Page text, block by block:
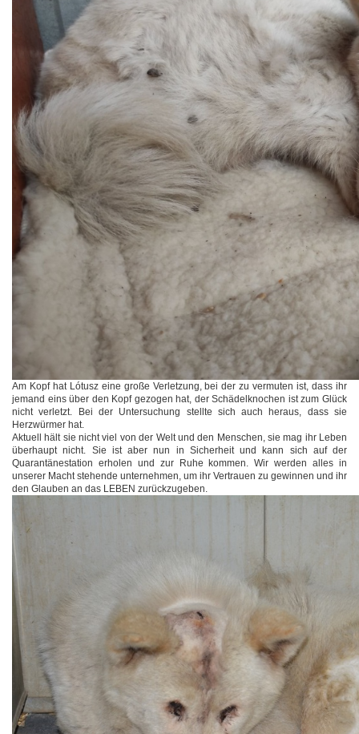
Am Kopf hat Lótusz eine große Verletzung, bei der zu vermuten ist, dass ihr
jemand eins über den Kopf gezogen hat, der Schädelknochen ist zum Glück
nicht verletzt. Bei der Untersuchung stellte sich auch heraus, dass sie
Herzwürmer hat.
Aktuell hält sie nicht viel von der Welt und den Menschen, sie mag ihr Leben
überhaupt nicht. Sie ist aber nun in Sicherheit und kann sich auf der
Quarantänestation erholen und zur Ruhe kommen. Wir werden alles in
unserer Macht stehende unternehmen, um ihr Vertrauen zu gewinnen und ihr
den Glauben an das LEBEN zurückzugeben.